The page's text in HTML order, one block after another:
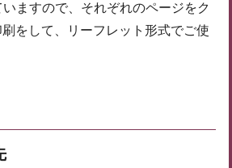
ますので、それぞれのページをク
をして、リーフレット形式でご使